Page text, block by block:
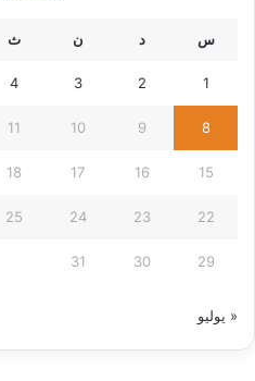
س د ن ث
1
2
3
4
8
9
10
11
15
16
17
18
22
23
24
25
29
30
31
« يوليو